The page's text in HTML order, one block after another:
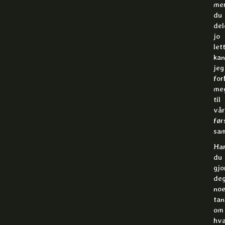
du
jo
kan
jeg
til
vår
du
om